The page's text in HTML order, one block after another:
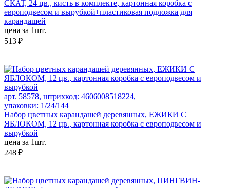
СКАТ, 24 цв., кисть в комплекте, картонная коробка с
европодвесом и вырубкой+пластиковая подложка для
карандашей
цена за 1шт.
513 ₽
арт. 58578, штрихкод: 4606008518224,
упаковки: 1/24/144
Набор цветных карандашей деревянных, ЕЖИКИ С
ЯБЛОКОМ, 12 цв., картонная коробка с европодвесом и
вырубкой
цена за 1шт.
248 ₽